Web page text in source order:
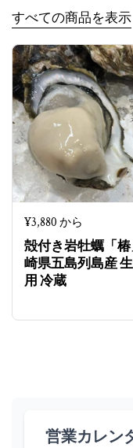
すべての商品を表示
定価
¥3,880 から
殻付き岩牡蠣「
崎県五島列島産
用 冷蔵
営業カレン